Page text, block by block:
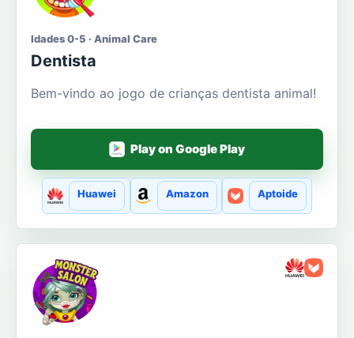
Idades 0-5 · Animal Care
Dentista
Bem-vindo ao jogo de crianças dentista animal!
Play on Google Play
Huawei Amazon Aptoide